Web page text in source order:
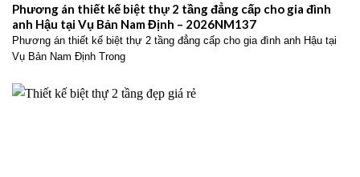
Phương án thiết kế biệt thự 2 tầng đẳng cấp cho gia đình
anh Hậu tại Vụ Bản Nam Định – 2026NM137
Phương án thiết kế biệt thự 2 tầng đẳng cấp cho gia đình anh Hậu tại
Vụ Bản Nam Định Trong